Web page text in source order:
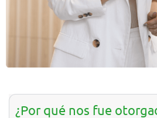
¿Por qué nos fue